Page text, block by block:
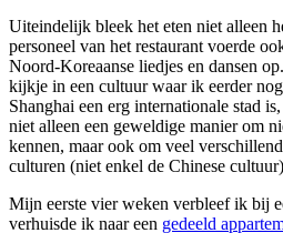
Uiteindelijk bleek het eten niet alleen
personeel van het restaurant voerde
Noord-Koreaanse liedjes en dansen
kijkje in een cultuur waar ik eerder
Shanghai een erg internationale stad
niet alleen een geweldige manier om
kennen, maar ook om veel
culturen (niet enkel de Chinese
Mijn eerste vier weken verbleef ik bij
verhuisde ik naar een gedeeld